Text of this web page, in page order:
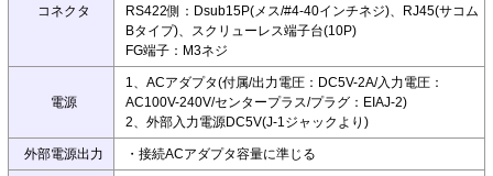
コネクタ
RS422側：Dsub15P(メス/#4-40インチネジ)、RJ45(サコム
Bタイプ)、スクリューレス端子台(10P)
FG端子：M3ネジ
電源
1、ACアダプタ(付属/出力電圧：DC5V-2A/入力電圧：
AC100V-240V/センタープラス/プラグ：EIAJ-2)
2、外部入力電源DC5V(J-1ジャックより)
外部電源出力 ・接続ACアダプタ容量に準じる